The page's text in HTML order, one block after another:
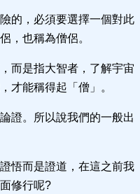
的，必須要選擇一個對此
，也稱為僧侶。
而是指大智者，了解宇宙
才能稱得起「僧」。
證。所以說我們的一般出
悟而是證道，在這之前我
修行呢?